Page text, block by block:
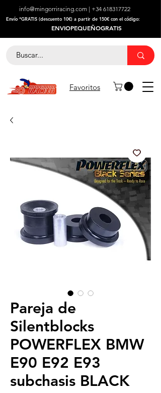
info@mingorriracing.com | +34 618317722
​Envío *GRATIS (descuento 10€) a partir de 150€ con el código:
ENVIOPEQUEÑOGRATIS
Favoritos
Pareja de
Silentblocks
POWERFLEX BMW
E90 E92 E93
subchasis BLACK